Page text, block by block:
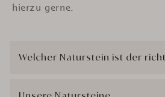
hierzu gerne.
Welcher Naturstein ist der